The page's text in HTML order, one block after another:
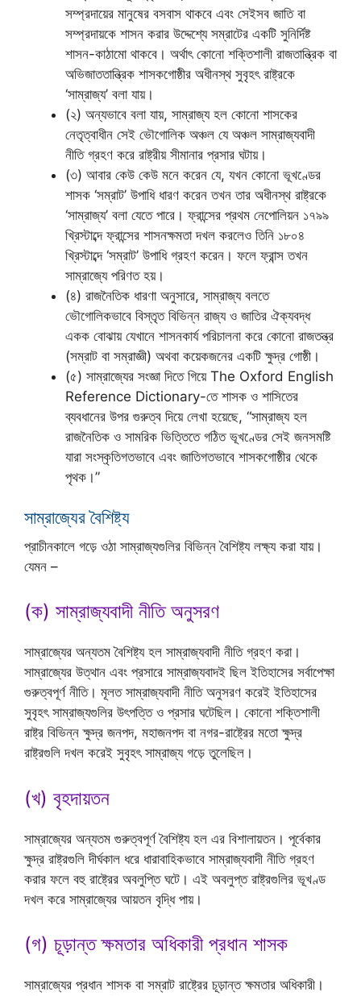
সম্প্রদায়ের মানুষের বসবাস থাকবে এবং সেইসব জাতি বা
সম্প্রদায়কে শাসন করার উদ্দেশ্যে সম্রাটের একটি সুনির্দিষ্ট
শাসন-কাঠামো থাকবে। অর্থাৎ কোনো শক্তিশালী রাজতান্ত্রিক বা
অভিজাততান্ত্রিক শাসকগোষ্ঠীর অধীনস্থ সুবৃহৎ রাষ্ট্রকে
‘সাম্রাজ্য’ বলা যায়।
(২) অন্যভাবে বলা যায়, সাম্রাজ্য হল কোনো শাসকের
নেতৃত্বাধীন সেই ভৌগোলিক অঞ্চল যে অঞ্চল সাম্রাজ্যবাদী
নীতি গ্রহণ করে রাষ্ট্রীয় সীমানার প্রসার ঘটায়।
(৩) আবার কেউ কেউ মনে করেন যে, যখন কোনো ভূখণ্ডের
শাসক ‘সম্রাট’ উপাধি ধারণ করেন তখন তার অধীনস্থ রাষ্ট্রকে
‘সাম্রাজ্য’ বলা যেতে পারে। ফ্রান্সের প্রথম নেপোলিয়ন ১৭৯৯
খ্রিস্টাব্দে ফ্রান্সের শাসনক্ষমতা দখল করলেও তিনি ১৮০৪
খ্রিস্টাব্দে ‘সম্রাট’ উপাধি গ্রহণ করেন। ফলে ফ্রান্স তখন
সাম্রাজ্যে পরিণত হয়।
(৪) রাজনৈতিক ধারণা অনুসারে, সাম্রাজ্য বলতে
ভৌগোলিকভাবে বিস্তৃত বিভিন্ন রাজ্য ও জাতির ঐক্যবদ্ধ
একক বোঝায় যেখানে শাসনকার্য পরিচালনা করে কোনো রাজতন্ত্র
(সম্রাট বা সম্রাজ্ঞী) অথবা কয়েকজনের একটি ক্ষুদ্র গোষ্ঠী।
(৫) সাম্রাজ্যের সংজ্ঞা দিতে গিয়ে The Oxford English
Reference Dictionary-তে শাসক ও শাসিতের
ব্যবধানের উপর গুরুত্ব দিয়ে লেখা হয়েছে, “সাম্রাজ্য হল
রাজনৈতিক ও সামরিক ভিত্তিতে গঠিত ভূখণ্ডের সেই জনসমষ্টি
যারা সংস্কৃতিগতভাবে এবং জাতিগতভাবে শাসকগোষ্ঠীর থেকে
পৃথক।”
সাম্রাজ্যের বৈশিষ্ট্য
প্রাচীনকালে গড়ে ওঠা সাম্রাজ্যগুলির বিভিন্ন বৈশিষ্ট্য লক্ষ্য করা যায়।
যেমন –
(ক) সাম্রাজ্যবাদী নীতি অনুসরণ
সাম্রাজ্যের অন্যতম বৈশিষ্ট্য হল সাম্রাজ্যবাদী নীতি গ্রহণ করা।
সাম্রাজ্যের উত্থান এবং প্রসারে সাম্রাজ্যবাদই ছিল ইতিহাসের সর্বাপেক্ষা
গুরুত্বপূর্ণ নীতি। মূলত সাম্রাজ্যবাদী নীতি অনুসরণ করেই ইতিহাসের
সুবৃহৎ সাম্রাজ্যগুলির উৎপত্তি ও প্রসার ঘটেছিল। কোনো শক্তিশালী
রাষ্ট্র বিভিন্ন ক্ষুদ্র জনপদ, মহাজনপদ বা নগর-রাষ্ট্রের মতো ক্ষুদ্র
রাষ্ট্রগুলি দখল করেই সুবৃহৎ সাম্রাজ্য গড়ে তুলেছিল।
(খ) বৃহদায়তন
সাম্রাজ্যের অন্যতম গুরুত্বপূর্ণ বৈশিষ্ট্য হল এর বিশালায়তন। পূর্বেকার
ক্ষুদ্র রাষ্ট্রগুলি দীর্ঘকাল ধরে ধারাবাহিকভাবে সাম্রাজ্যবাদী নীতি গ্রহণ
করার ফলে বহু রাষ্ট্রের অবলুপ্তি ঘটে। এই অবলুপ্ত রাষ্ট্রগুলির ভূখণ্ড
দখল করে সাম্রাজ্যের আয়তন বৃদ্ধি পায়।
(গ) চূড়ান্ত ক্ষমতার অধিকারী প্রধান শাসক
সাম্রাজ্যের প্রধান শাসক বা সম্রাট রাষ্ট্রের চূড়ান্ত ক্ষমতার অধিকারী।